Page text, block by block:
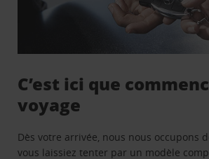
C’est ici que
voyage
Dès votre arrivée, nous nous occupons
vous laissiez tenter par un modèle